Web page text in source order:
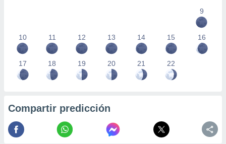
9
10 11 12 13 14 15 16
17 18 19 20 21 22
Compartir predicción